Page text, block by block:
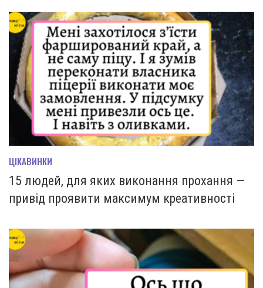
ЦІКАВИНКИ
15 людей, для яких виконання прохання —
привід проявити максимум креативності